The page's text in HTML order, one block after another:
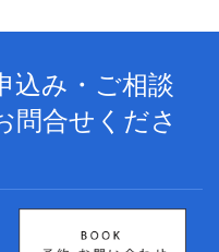
込み・ご相談
問合せくださ